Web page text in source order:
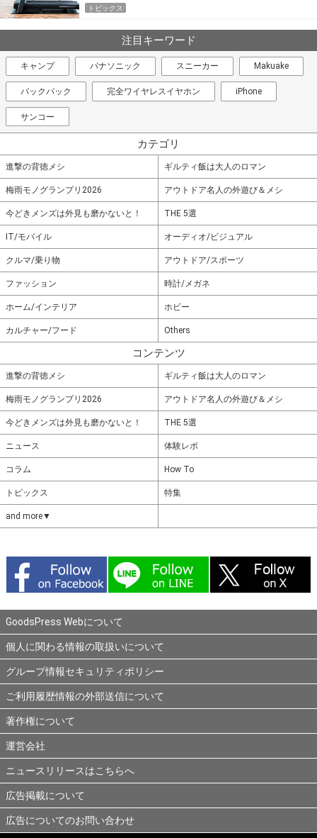
トピックス
注目キーワード
キャンプ パナソニック スニーカー Makuake
バックパック 完全ワイヤレスイヤホン iPhone
サンコー
カテゴリ
進撃の背徳メシ ギルティ飯は大人のロマン
梅雨モノグランプリ2026 アウトドア名人の外遊び＆メシ
今どきメンズは外見も磨かないと！ THE 5選
IT/モバイル オーディオ/ビジュアル
クルマ/乗り物 アウトドア/スポーツ
ファッション 時計/メガネ
ホーム/インテリア ホビー
カルチャー/フード Others
コンテンツ
進撃の背徳メシ ギルティ飯は大人のロマン
梅雨モノグランプリ2026 アウトドア名人の外遊び＆メシ
今どきメンズは外見も磨かないと！ THE 5選
ニュース 体験レポ
コラム How To
トピックス 特集
and more▼
GoodsPress Webについて
個人に関わる情報の取扱いについて
グループ情報セキュリティポリシー
ご利用履歴情報の外部送信について
著作権について
運営会社
ニュースリリースはこちらへ
広告掲載について
広告についてのお問い合わせ